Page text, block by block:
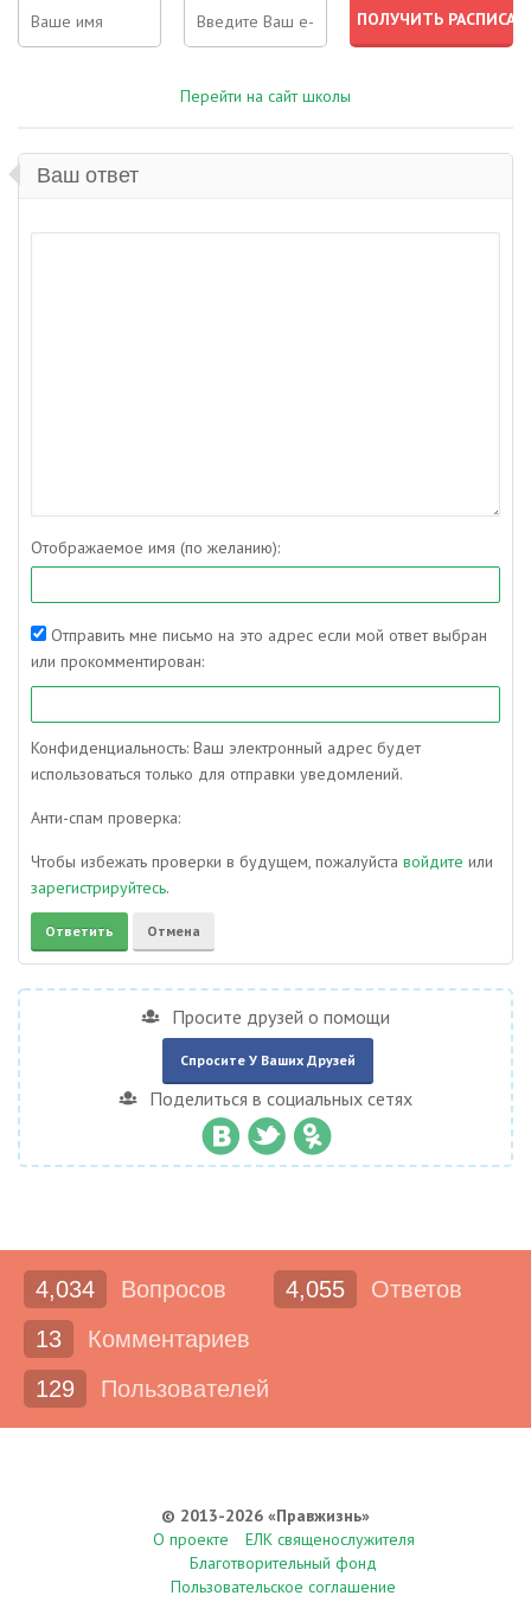
Перейти на сайт школы
Ваш ответ
Отображаемое имя (по желанию):
Отправить мне письмо на это адрес если мой ответ выбран
или прокомментирован:
Конфиденциальность: Ваш электронный адрес будет
использоваться только для отправки уведомлений.
Анти-спам проверка:
Чтобы избежать проверки в будущем, пожалуйста войдите или
зарегистрируйтесь.
Просите друзей о помощи
Спросите У Ваших Друзей
Поделиться в социальных сетях
4,034 Вопросов 4,055
Ответов
13
Комментариев
129
Пользователей
© 2013-2026 «Правжизнь»
О проекте
ЕЛК священослужителя
Благотворительный фонд
Пользовательское соглашение